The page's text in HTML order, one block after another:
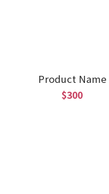
Product Name
$300